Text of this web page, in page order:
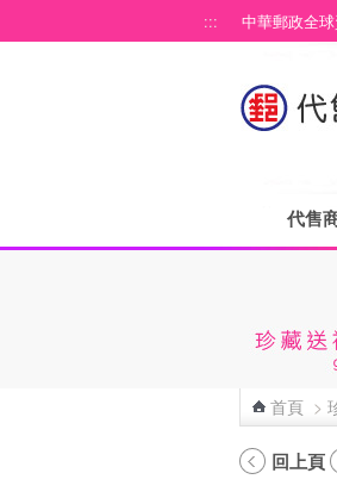
::: 中華郵政全
代售
首頁 >
回上頁